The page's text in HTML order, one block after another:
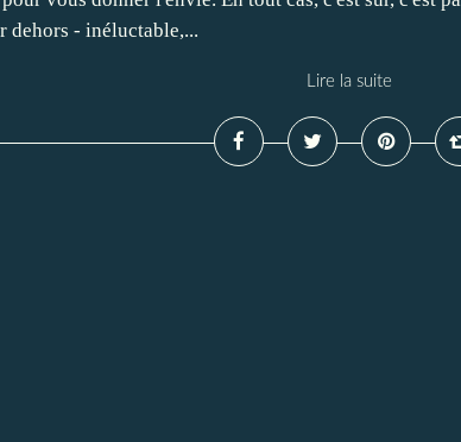
dehors - inéluctable,...
Lire la suite